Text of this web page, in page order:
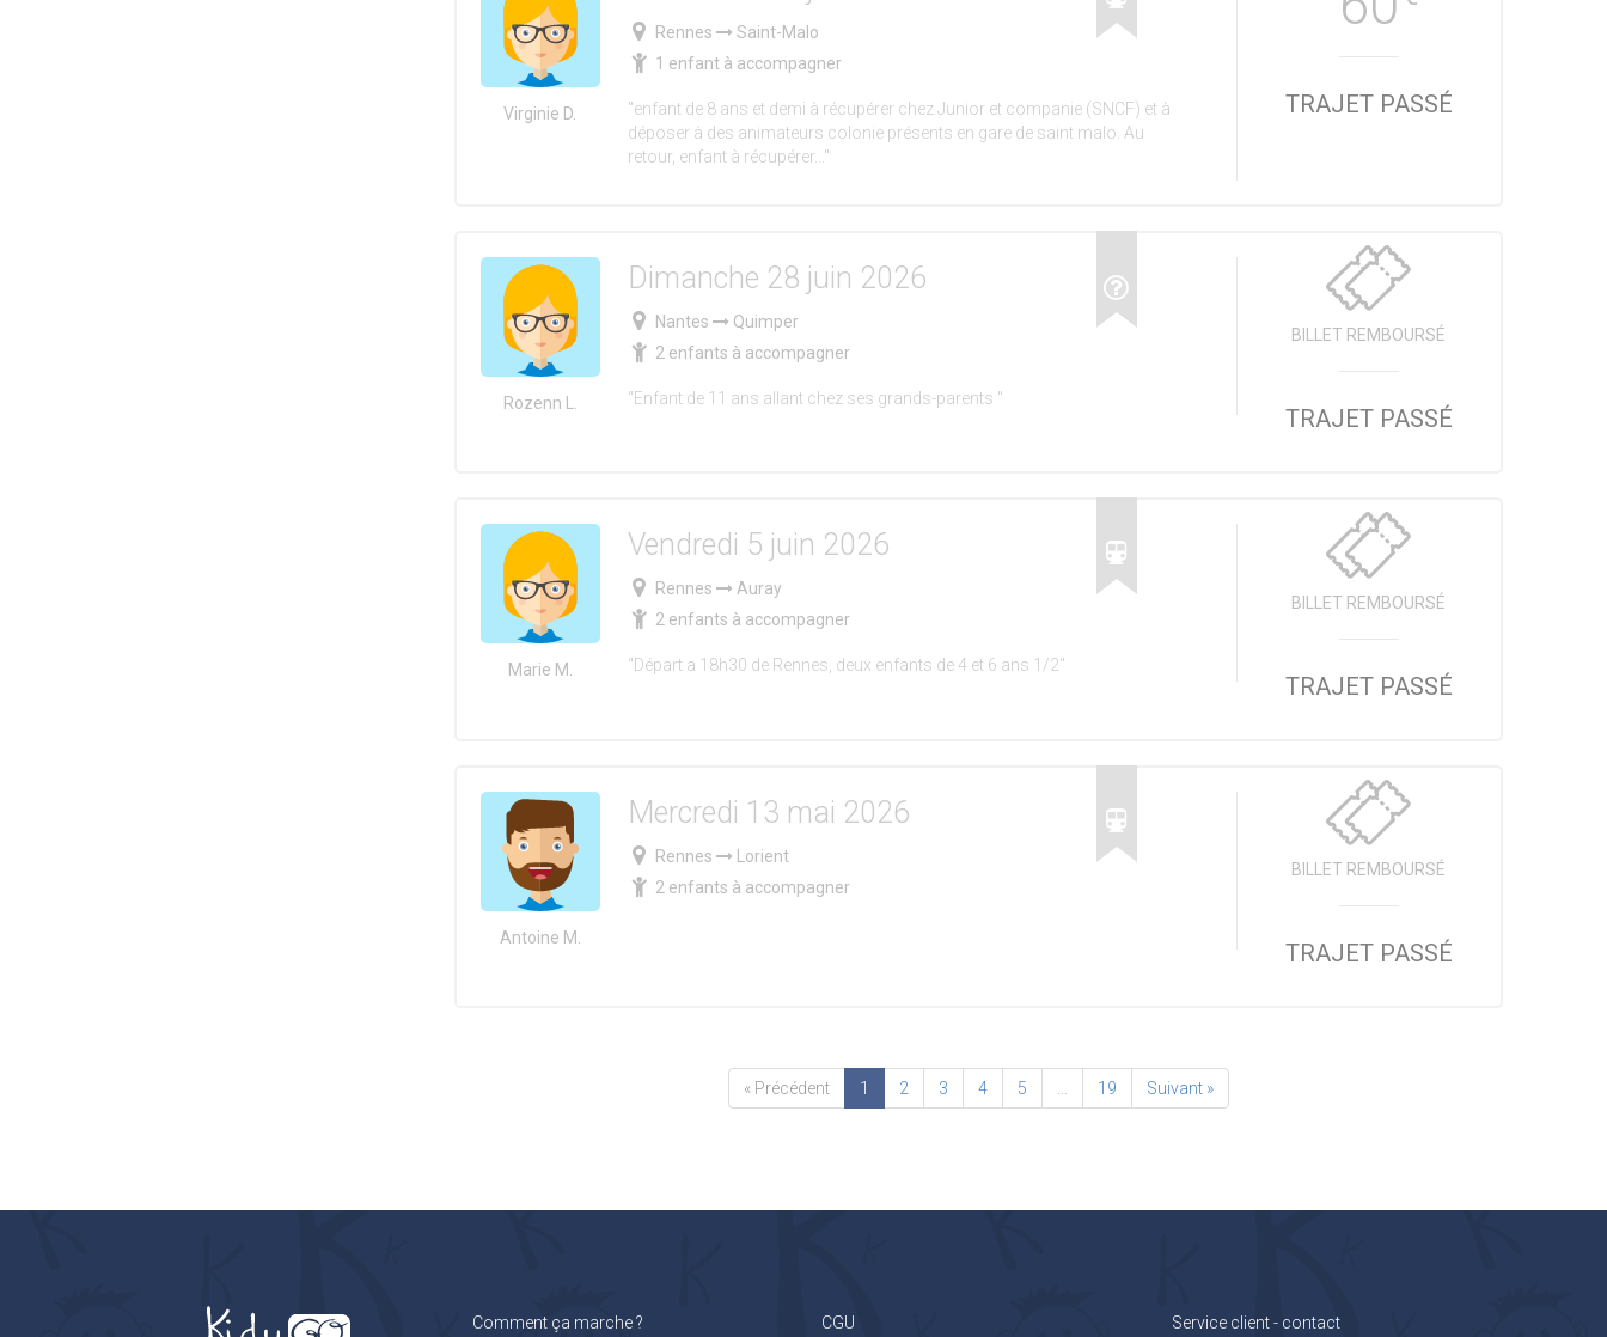
Virginie D.
Rennes
Saint-Malo
1 enfant à accompagner
"enfant de 8 ans et demi à récupérer chez Junior et companie (SNCF) et à
déposer à des animateurs colonie présents en gare de saint malo. Au
retour, enfant à récupérer..."
TRAJET PASSÉ
Rozenn L.
Dimanche 28 juin 2026
Nantes
Quimper
2 enfants à accompagner
"Enfant de 11 ans allant chez ses grands-parents "
BILLET REMBOURSÉ
TRAJET PASSÉ
Marie M.
Vendredi 5 juin 2026
Rennes
Auray
2 enfants à accompagner
"Départ a 18h30 de Rennes, deux enfants de 4 et 6 ans 1/2"
BILLET REMBOURSÉ
TRAJET PASSÉ
Antoine M.
Mercredi 13 mai 2026
Rennes
Lorient
2 enfants à accompagner
BILLET REMBOURSÉ
TRAJET PASSÉ
« Précédent 1 2 3 4 5 19 Suivant »
Comment ça marche ? CGU Service client - contact